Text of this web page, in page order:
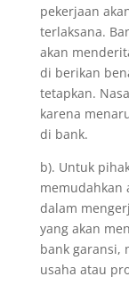
pekerjaan
terlaksana.
akan
di berikan
tetapkan.
karena
di bank.
b). Untuk
memudahkan
dalam
yang akan
bank garansi,
usaha atau